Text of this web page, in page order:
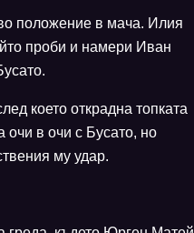
положение в мача. Илия
проби и намери Иван
което открадна топката
очи в очи с Бусато, но
му удар.